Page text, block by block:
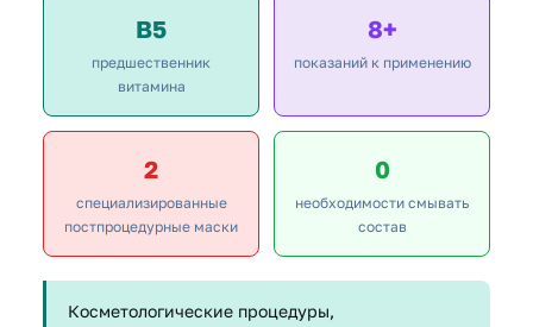
В5
предшественник
витамина
8+
показаний к применению
2
специализированные
постпроцедурные маски
0
необходимости смывать
состав
Косметологические процедуры,